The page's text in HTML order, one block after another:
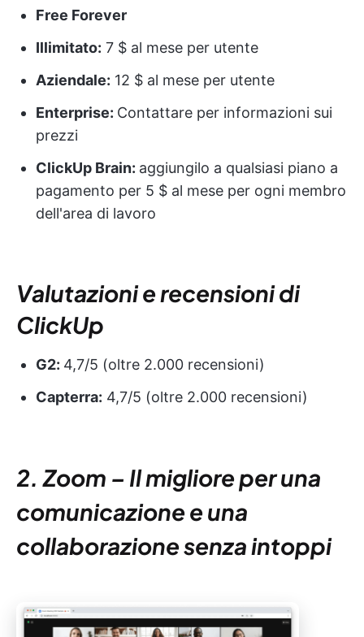
Free Forever
Illimitato: 7 $ al mese per utente
Aziendale: 12 $ al mese per utente
Enterprise: Contattare per informazioni sui
prezzi
ClickUp Brain: aggiungilo a qualsiasi piano a
pagamento per 5 $ al mese per ogni membro
dell'area di lavoro
Valutazioni e recensioni di
ClickUp
G2: 4,7/5 (oltre 2.000 recensioni)
Capterra: 4,7/5 (oltre 2.000 recensioni)
2. Zoom – Il migliore per una
comunicazione e una
collaborazione senza intoppi